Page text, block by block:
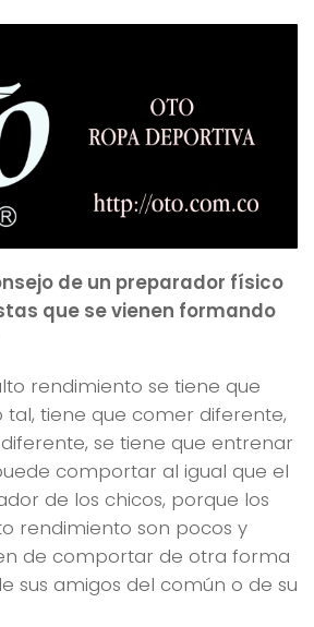
de un preparador físico
que se vienen formando
rendimiento se tiene que
tiene que comer diferente,
se tiene que entrenar
comportar al igual que el
de los chicos, porque los
rendimiento son pocos y
de comportar de otra forma
sus amigos del común o de su